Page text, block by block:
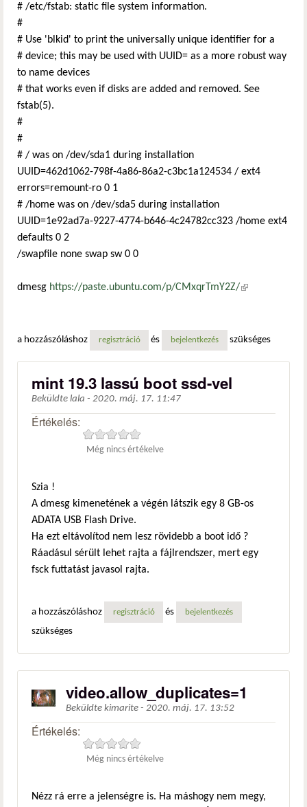
# /etc/fstab: static file system information.
#
# Use 'blkid' to print the universally unique identifier for a
# device; this may be used with UUID= as a more robust way
to name devices
# that works even if disks are added and removed. See
fstab(5).
#
#
# / was on /dev/sda1 during installation
UUID=462d1062-798f-4a86-86a2-c3bc1a124534 / ext4
errors=remount-ro 0 1
# /home was on /dev/sda5 during installation
UUID=1e92ad7a-9227-4774-b646-4c24782cc323 /home ext4
defaults 0 2
/swapfile none swap sw 0 0
dmesg https://paste.ubuntu.com/p/CMxqrTmY2Z/(külső
a hozzászóláshoz regisztráció és bejelentkezés szükséges
mint 19.3 lassú boot ssd-vel
Beküldte lala - 2020. máj. 17. 11:47
Értékelés:
Még nincs értékelve
Szia !
A dmesg kimenetének a végén látszik egy 8 GB-os
ADATA USB Flash Drive.
Ha ezt eltávolítod nem lesz rövidebb a boot idő ?
Ráadásul sérült lehet rajta a fájlrendszer, mert egy
fsck futtatást javasol rajta.
a hozzászóláshoz regisztráció és bejelentkezés
szükséges
video.allow_duplicates=1
Beküldte kimarite - 2020. máj. 17. 13:52
Értékelés:
Még nincs értékelve
Nézz rá erre a jelenségre is. Ha máshogy nem megy,